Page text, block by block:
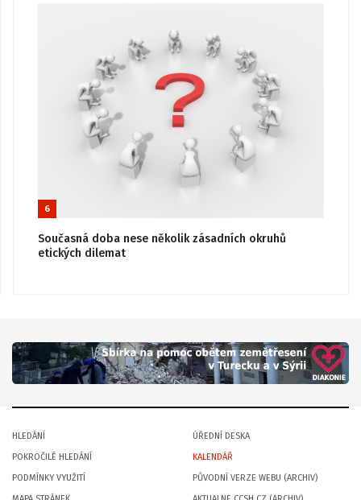
6
Současná doba nese několik zásadních okruhů
etických dilemat
HLEDÁNÍ
POKROČILÉ HLEDÁNÍ
PODMÍNKY VYUŽITÍ
ÚŘEDNÍ DESKA
KALENDÁŘ
PŮVODNÍ VERZE WEBU (ARCHIV)